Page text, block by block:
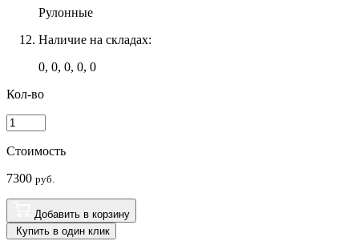
Рулонные
Наличие на складах:
0, 0, 0, 0, 0
Кол-во
Стоимость
7300 руб.
Добавить в корзину
Купить в один клик